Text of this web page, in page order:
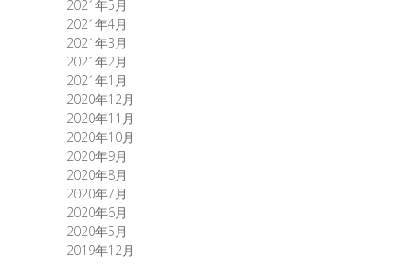
2021年5月
2021年4月
2021年3月
2021年2月
2021年1月
2020年12月
2020年11月
2020年10月
2020年9月
2020年8月
2020年7月
2020年6月
2020年5月
2019年12月